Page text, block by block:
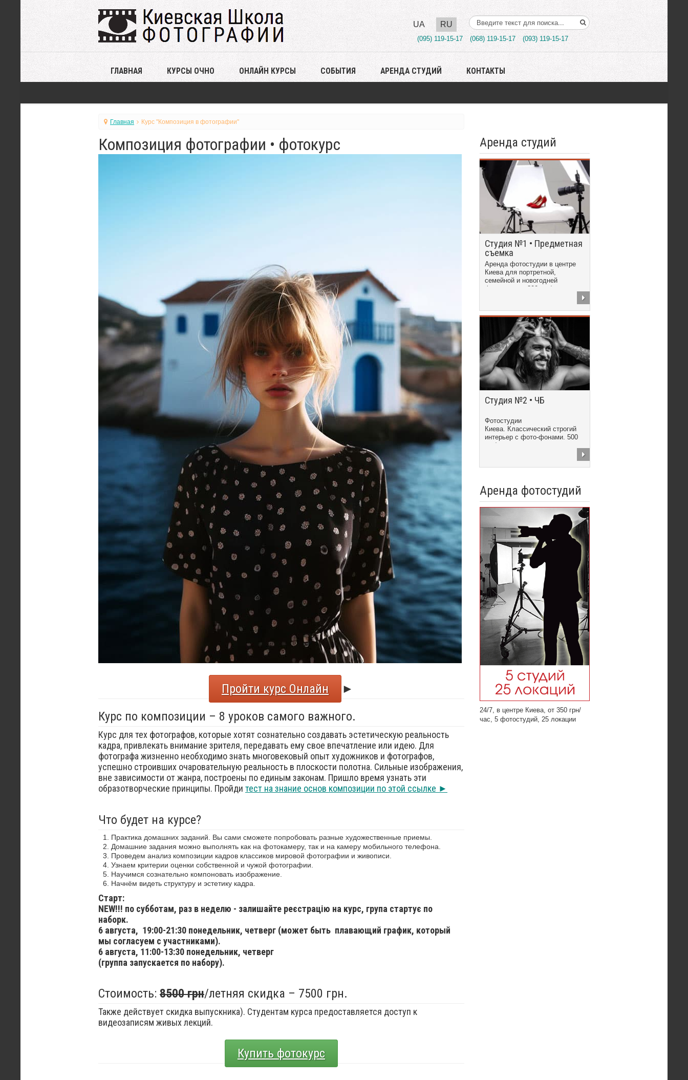
UA RU Поиск..
(095) 119-15-17 (068) 119-15-17 (093) 119-15-17
ГЛАВНАЯ КУРСЫ ОЧНО ОНЛАЙН КУРСЫ СОБЫТИЯ АРЕНДА СТУДИЙ КОНТАКТЫ
Главная Курс "Композиция в фотографии"
Композиция фотографии • фотокурс
Пройти курс Онлайн
►
Курс по композиции – 8 уроков самого важного.
Курс для тех фотографов, которые хотят сознательно создавать эстетическую реальность
кадра, привлекать внимание зрителя, передавать ему свое впечатление или идею. Для
фотографа жизненно необходимо знать многовековый опыт художников и фотографов,
успешно строивших очаровательную реальность в плоскости полотна. Сильные изображения,
вне зависимости от жанра, построены по единым законам. Пришло время узнать эти
образотворческие принципы. Пройди тест на знание основ композиции по этой ссылке ►
Что будет на курсе?
Практика домашних заданий. Вы сами сможете попробовать разные художественные приемы.
Домашние задания можно выполнять как на фотокамеру, так и на камеру мобильного телефона.
Проведем анализ композиции кадров классиков мировой фотографии и живописи.
Узнаем критерии оценки собственной и чужой фотографии.
Научимся сознательно компоновать изображение.
Начнём видеть структуру и эстетику кадра.
Старт:
NEW!!! по субботам, раз в неделю - залишайте реєстрацію на курс, група стартує по
наборк.
6 августа, 19:00-21:30 понедельник, четверг (может быть плавающий график, который
мы согласуем с участниками).
6 августа, 11:00-13:30 понедельник, четверг
(группа запускается по набору).
Стоимость: 8500 грн/летняя скидка – 7500 грн.
Также действует скидка выпускника). Студентам курса предоставляется доступ к
видеозаписям живых лекций.
Купить фотокурс
Аренда студий
Студия №1 • Предметная
съемка
Аренда фотостудии в центре
Киева для портретной,
семейной и новогодней
фотосъемки. 300 грн/час
Студия №2 • ЧБ
Фотостудии
Киева. Классический строгий
интерьер с фото-фонами. 500
грн/час
Аренда фотостудий
24/7, в центре Киева, от 350 грн/
час, 5 фотостудий, 25 локации